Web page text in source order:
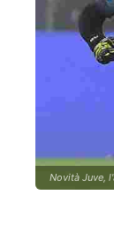
Novità Juve,